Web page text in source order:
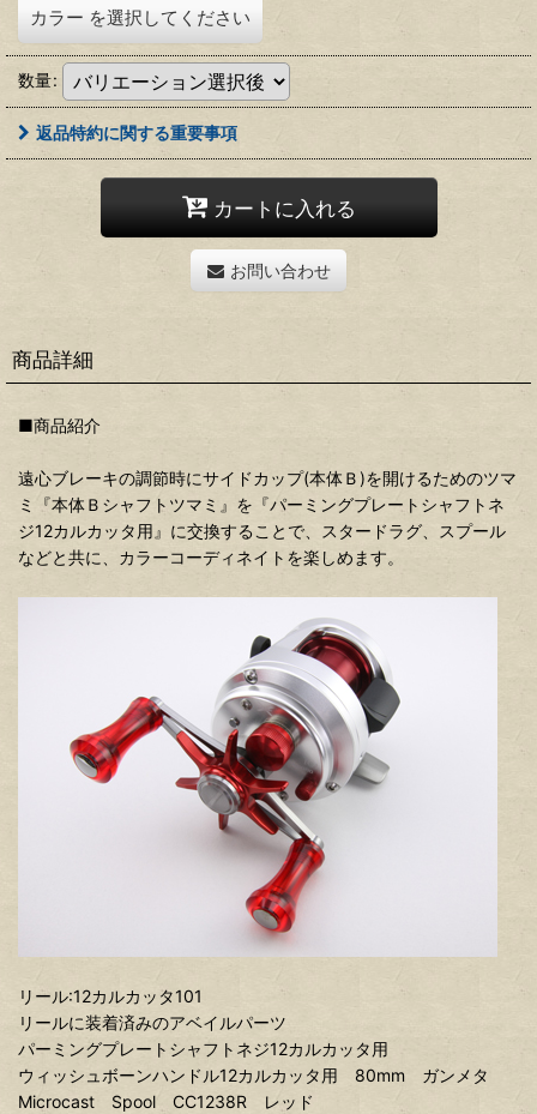
カラー を選択してください
数量:
返品特約に関する重要事項
カートに入れる
お問い合わせ
商品詳細
■商品紹介
遠心ブレーキの調節時にサイドカップ(本体Ｂ)を開けるためのツマ
ミ『本体Ｂシャフトツマミ』を『パーミングプレートシャフトネ
ジ12カルカッタ用』に交換することで、スタードラグ、スプール
などと共に、カラーコーディネイトを楽しめます。
リール:12カルカッタ101
リールに装着済みのアベイルパーツ
パーミングプレートシャフトネジ12カルカッタ用
ウィッシュボーンハンドル12カルカッタ用 80mm ガンメタ
Microcast Spool CC1238R レッド